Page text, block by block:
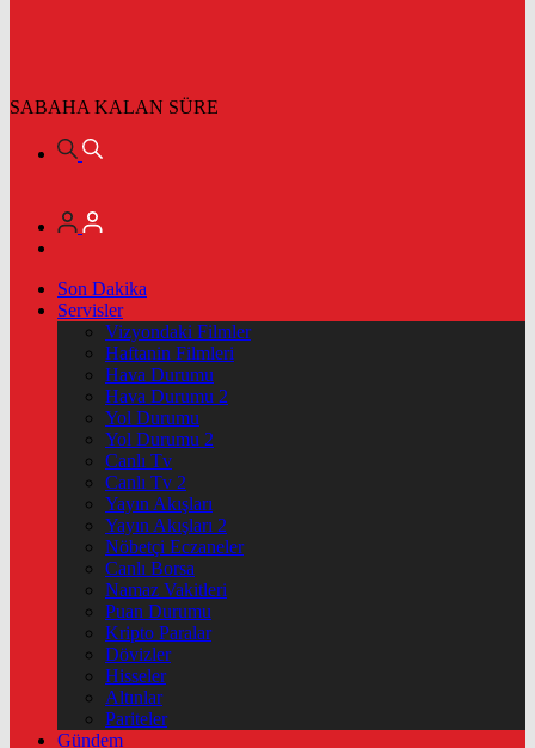
SABAHA KALAN SÜRE
Son Dakika
Servisler
Vizyondaki Filmler
Haftanin Filmleri
Hava Durumu
Hava Durumu 2
Yol Durumu
Yol Durumu 2
Canlı Tv
Canlı Tv 2
Yayın Akışları
Yayın Akışları 2
Nöbetçi Eczaneler
Canlı Borsa
Namaz Vakitleri
Puan Durumu
Kripto Paralar
Dövizler
Hisseler
Altınlar
Pariteler
Gündem